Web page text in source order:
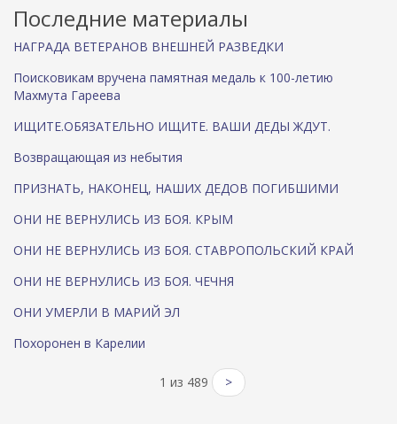
Последние материалы
НАГРАДА ВЕТЕРАНОВ ВНЕШНЕЙ РАЗВЕДКИ
Поисковикам вручена памятная медаль к 100-летию
Махмута Гареева
ИЩИТЕ.ОБЯЗАТЕЛЬНО ИЩИТЕ. ВАШИ ДЕДЫ ЖДУТ.
Возвращающая из небытия
ПРИЗНАТЬ, НАКОНЕЦ, НАШИХ ДЕДОВ ПОГИБШИМИ
ОНИ НЕ ВЕРНУЛИСЬ ИЗ БОЯ. КРЫМ
ОНИ НЕ ВЕРНУЛИСЬ ИЗ БОЯ. СТАВРОПОЛЬСКИЙ КРАЙ
ОНИ НЕ ВЕРНУЛИСЬ ИЗ БОЯ. ЧЕЧНЯ
ОНИ УМЕРЛИ В МАРИЙ ЭЛ
Похоронен в Карелии
1 из 489 >